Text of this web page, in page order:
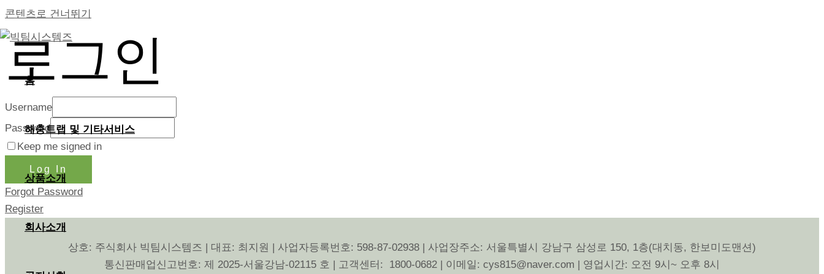
콘텐츠로 건너뛰기
홈
해충트랩 및 기타서비스
상품소개
회사소개
로그인
Username
Password
Keep me signed in
Log In
Forgot Password
Register
상호: 주식회사 빅팀시스템즈 | 대표: 최지원 | 사업자등록번호: 598-87-02938 | 사업장주소: 서울특별시 강남구 삼성로 150, 1층(대치동, 한보미도맨션)
통신판매업신고번호: 제 2025-서울강남-02115 호 | 고객센터: 1800-0682 | 이메일: cys815@naver.com | 영업시간: 오전 9시~ 오후 8시